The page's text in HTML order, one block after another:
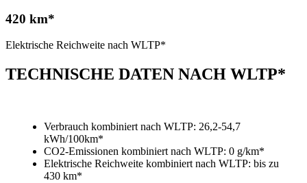
420 km*
Elektrische Reichweite nach WLTP*
TECHNISCHE DATEN NACH WLTP*
Verbrauch kombiniert nach WLTP: 26,2-54,7
kWh/100km*
CO2-Emissionen kombiniert nach WLTP: 0 g/km*
Elektrische Reichweite kombiniert nach WLTP: bis zu
430 km*